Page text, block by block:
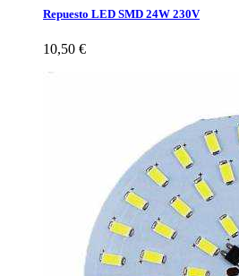
Repuesto LED SMD 24W 230V
10,50 €